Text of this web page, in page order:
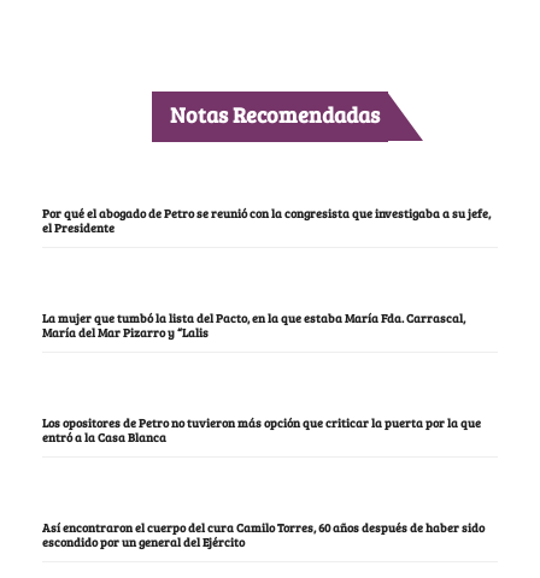
Notas Recomendadas
Por qué el abogado de Petro se reunió con la congresista que investigaba a su jefe,
el Presidente
La mujer que tumbó la lista del Pacto, en la que estaba María Fda. Carrascal,
María del Mar Pizarro y “Lalis
Los opositores de Petro no tuvieron más opción que criticar la puerta por la que
entró a la Casa Blanca
Así encontraron el cuerpo del cura Camilo Torres, 60 años después de haber sido
escondido por un general del Ejército